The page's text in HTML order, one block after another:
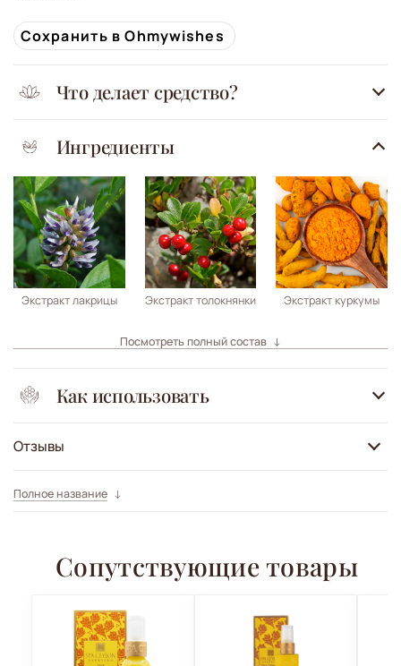
Сохранить в Ohmywishes
Что делает средство?
Ингредиенты
Экстракт лакрицы Экстракт толокнянки Экстракт куркумы
Посмотреть полный состав
Как использовать
Отзывы
Полное название
Сопутствующие товары